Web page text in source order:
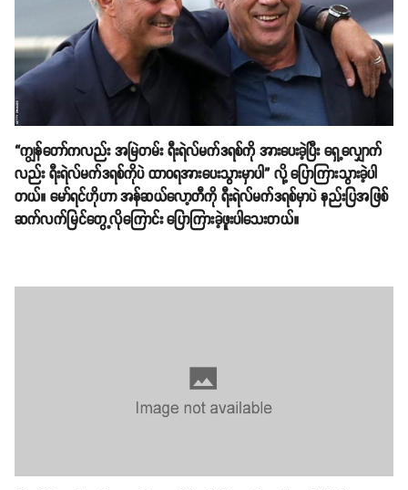
“ကျွန်တော်ကလည်း အမြဲတမ်း ရီးရဲလ်မက်ဒရစ်ကို အားပေးခဲ့ပြီး ရှေ့လျှောက်
လည်း ရီးရဲလ်မက်ဒရစ်ကိုပဲ ထာဝရအားပေးသွားမှာပါ” လို့ ပြောကြားသွားခဲ့ပါ
တယ်။ မော်ရင်ဟိုဟာ အန်ဆယ်လော့တီကို ရီးရဲလ်မက်ဒရစ်မှာပဲ နည်းပြအဖြစ်
ဆက်လက်မြင်တွေ့လိုကြောင်း ပြောကြားခဲ့ဖူးပါသေးတယ်။